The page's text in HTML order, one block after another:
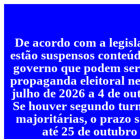
De acordo com a
estão suspensos
governo que podem
propaganda eleitoral
julho de 2026 a 4 de
Se houver segundo
majoritárias, o prazo
até 25 de outubro